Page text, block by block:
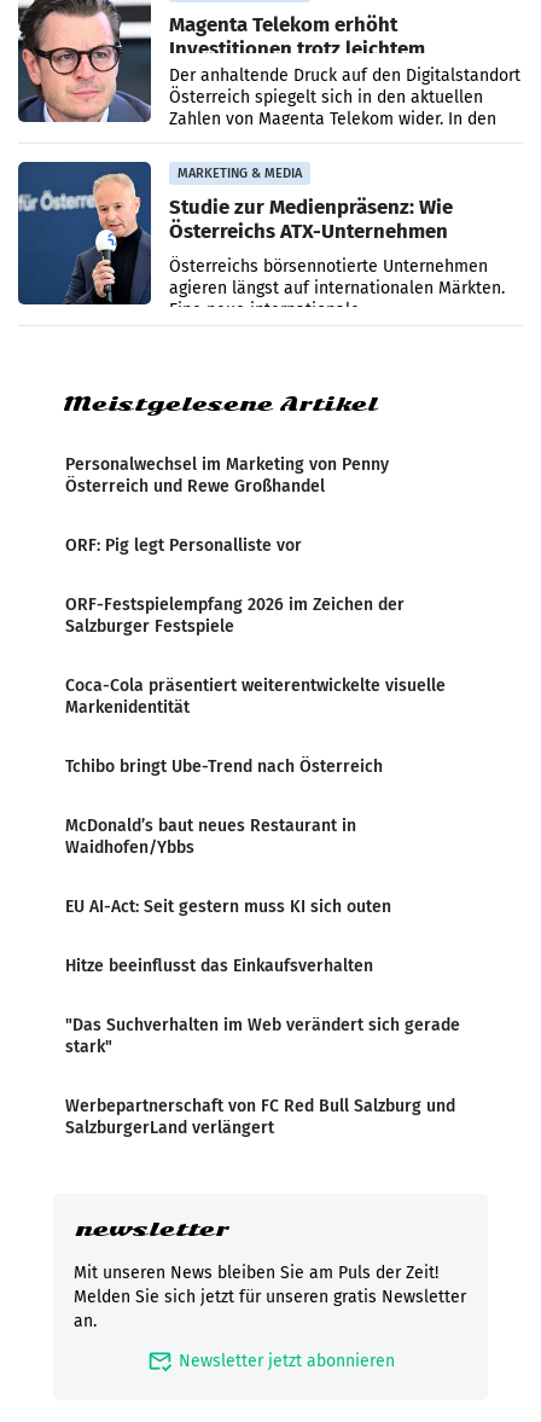
Magenta Telekom erhöht
Investitionen trotz leichtem
Umsatzrückgang
Der anhaltende Druck auf den Digitalstandort
Österreich spiegelt sich in den aktuellen
Zahlen von Magenta Telekom wider. In den
ersten sechs Monaten des laufenden Jahres
verzeichnete
MARKETING & MEDIA
Studie zur Medienpräsenz: Wie
Österreichs ATX-Unternehmen
international wahrgenommen
werden
Österreichs börsennotierte Unternehmen
agieren längst auf internationalen Märkten.
Eine neue internationale
Medienresonanzanalyse untersucht die
Meistgelesene Artikel
Personalwechsel im Marketing von Penny
Österreich und Rewe Großhandel
ORF: Pig legt Personalliste vor
ORF-Festspielempfang 2026 im Zeichen der
Salzburger Festspiele
Coca-Cola präsentiert weiterentwickelte visuelle
Markenidentität
Tchibo bringt Ube-Trend nach Österreich
McDonald’s baut neues Restaurant in
Waidhofen/Ybbs
EU AI-Act: Seit gestern muss KI sich outen
Hitze beeinflusst das Einkaufsverhalten
"Das Suchverhalten im Web verändert sich gerade
stark"
Werbepartnerschaft von FC Red Bull Salzburg und
SalzburgerLand verlängert
newsletter
Mit unseren News bleiben Sie am Puls der Zeit!
Melden Sie sich jetzt für unseren gratis Newsletter
an.
mark_email_read Newsletter jetzt abonnieren